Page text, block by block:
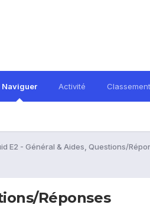
Naviguer Activité Classement
E2 - Général & Aides, Questions/
Réponses